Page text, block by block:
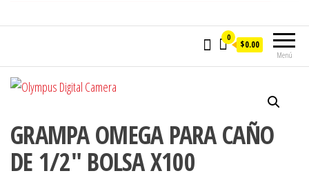
Menú
0
$0.00
GRAMPA OMEGA PARA CAÑO
DE 1/2″ BOLSA X100